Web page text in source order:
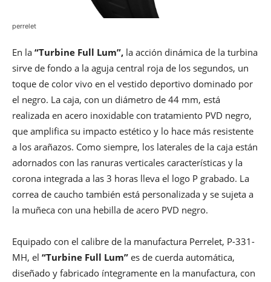
perrelet
En la “Turbine Full Lum”, la acción dinámica de la turbina
sirve de fondo a la aguja central roja de los segundos, un
toque de color vivo en el vestido deportivo dominado por
el negro. La caja, con un diámetro de 44 mm, está
realizada en acero inoxidable con tratamiento PVD negro,
que amplifica su impacto estético y lo hace más resistente
a los arañazos. Como siempre, los laterales de la caja están
adornados con las ranuras verticales características y la
corona integrada a las 3 horas lleva el logo P grabado. La
correa de caucho también está personalizada y se sujeta a
la muñeca con una hebilla de acero PVD negro.
Equipado con el calibre de la manufactura Perrelet, P-331-
MH, el “Turbine Full Lum” es de cuerda automática,
diseñado y fabricado íntegramente en la manufactura, con